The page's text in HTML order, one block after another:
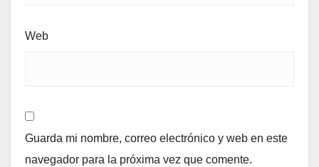
Web
Guarda mi nombre, correo electrónico y web en este
navegador para la próxima vez que comente.